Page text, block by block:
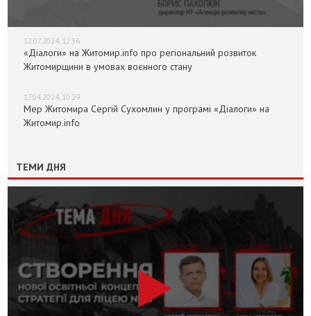
12.07.2024, 12:36
«Діалоги» на Житомир.info про регіональний розвиток
Житомирщини в умовах воєнного стану
17.04.2024, 10:29
Мер Житомира Сергій Сухомлин у програмі «Діалоги» на
Житомир.info
ТЕМИ ДНЯ